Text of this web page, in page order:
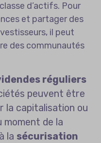
d’actifs. Pour
et partager des
il peut
des communautés
réguliers
peuvent être
la capitalisation ou
moment de la
la sécurisation